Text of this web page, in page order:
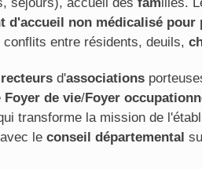
séjours), accueil des familles.
d'accueil non médicalisé pour
entre résidents, deuils,
d'associations
Foyer de vie/Foyer
transforme la mission de
le conseil départemental